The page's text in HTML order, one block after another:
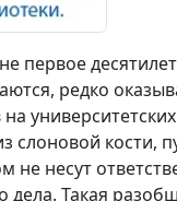
первое
редко
слоновой кости,
несут
Такая